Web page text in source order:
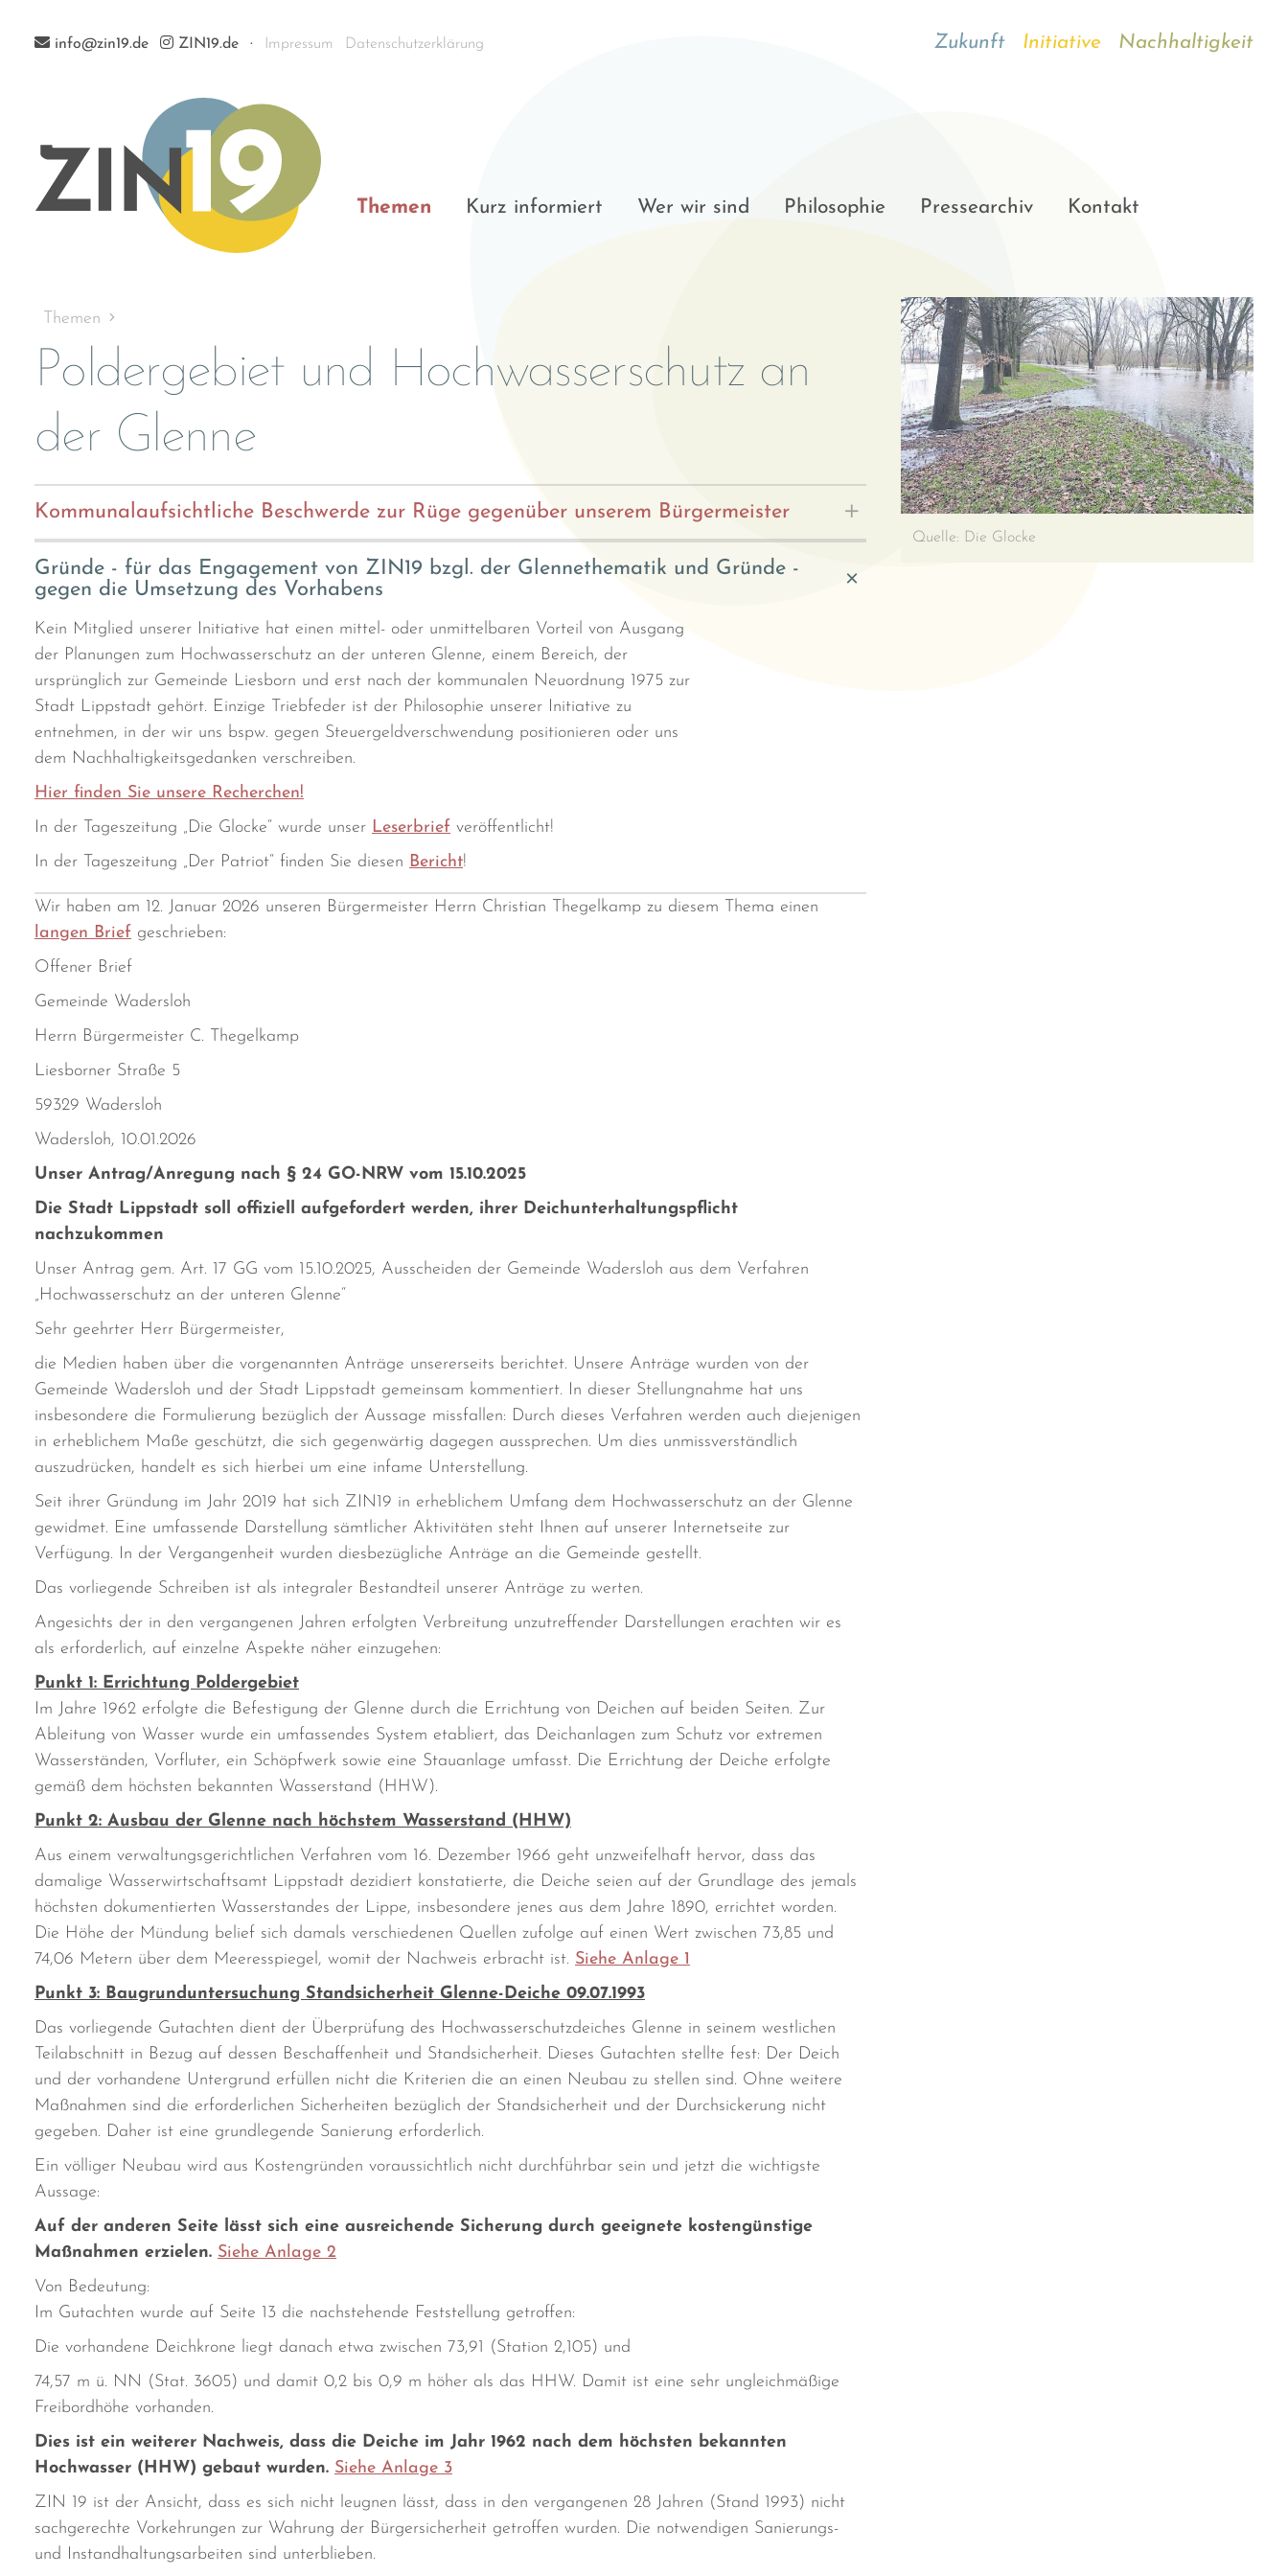
info@zin19.de ZIN19.de Impressum Datenschutzerklärung Zukunft Initiative Nachhaltigkeit
Themen Kurz informiert Wer wir sind Philosophie Pressearchiv Kontakt
Themen
Poldergebiet und Hochwasserschutz an
der Glenne
Kommunalaufsichtliche Beschwerde zur Rüge gegenüber unserem Bürgermeister
Gründe - für das Engagement von ZIN19 bzgl. der Glennethematik und Gründe -
gegen die Umsetzung des Vorhabens
Kein Mitglied unserer Initiative hat einen mittel- oder unmittelbaren Vorteil von Ausgang
der Planungen zum Hochwasserschutz an der unteren Glenne, einem Bereich, der
ursprünglich zur Gemeinde Liesborn und erst nach der kommunalen Neuordnung 1975 zur
Stadt Lippstadt gehört. Einzige Triebfeder ist der Philosophie unserer Initiative zu
entnehmen, in der wir uns bspw. gegen Steuergeldverschwendung positionieren oder uns
dem Nachhaltigkeitsgedanken verschreiben.
Hier finden Sie unsere Recherchen!
In der Tageszeitung „Die Glocke“ wurde unser Leserbrief veröffentlicht!
In der Tageszeitung „Der Patriot“ finden Sie diesen Bericht!
Wir haben am 12. Januar 2026 unseren Bürgermeister Herrn Christian Thegelkamp zu diesem Thema einen
langen Brief geschrieben:
Offener Brief
Gemeinde Wadersloh
Herrn Bürgermeister C. Thegelkamp
Liesborner Straße 5
59329 Wadersloh
Wadersloh, 10.01.2026
Unser Antrag/Anregung nach § 24 GO-NRW vom 15.10.2025
Die Stadt Lippstadt soll offiziell aufgefordert werden, ihrer Deichunterhaltungspflicht
nachzukommen
Unser Antrag gem. Art. 17 GG vom 15.10.2025, Ausscheiden der Gemeinde Wadersloh aus dem Verfahren
„Hochwasserschutz an der unteren Glenne“
Sehr geehrter Herr Bürgermeister,
die Medien haben über die vorgenannten Anträge unsererseits berichtet. Unsere Anträge wurden von der
Gemeinde Wadersloh und der Stadt Lippstadt gemeinsam kommentiert. In dieser Stellungnahme hat uns
insbesondere die Formulierung bezüglich der Aussage missfallen: Durch dieses Verfahren werden auch diejenigen
in erheblichem Maße geschützt, die sich gegenwärtig dagegen aussprechen. Um dies unmissverständlich
auszudrücken, handelt es sich hierbei um eine infame Unterstellung.
Seit ihrer Gründung im Jahr 2019 hat sich ZIN19 in erheblichem Umfang dem Hochwasserschutz an der Glenne
gewidmet. Eine umfassende Darstellung sämtlicher Aktivitäten steht Ihnen auf unserer Internetseite zur
Verfügung. In der Vergangenheit wurden diesbezügliche Anträge an die Gemeinde gestellt.
Das vorliegende Schreiben ist als integraler Bestandteil unserer Anträge zu werten.
Angesichts der in den vergangenen Jahren erfolgten Verbreitung unzutreffender Darstellungen erachten wir es
als erforderlich, auf einzelne Aspekte näher einzugehen:
Punkt 1: Errichtung Poldergebiet
Im Jahre 1962 erfolgte die Befestigung der Glenne durch die Errichtung von Deichen auf beiden Seiten. Zur
Ableitung von Wasser wurde ein umfassendes System etabliert, das Deichanlagen zum Schutz vor extremen
Wasserständen, Vorfluter, ein Schöpfwerk sowie eine Stauanlage umfasst. Die Errichtung der Deiche erfolgte
gemäß dem höchsten bekannten Wasserstand (HHW).
Punkt 2: Ausbau der Glenne nach höchstem Wasserstand (HHW)
Aus einem verwaltungsgerichtlichen Verfahren vom 16. Dezember 1966 geht unzweifelhaft hervor, dass das
damalige Wasserwirtschaftsamt Lippstadt dezidiert konstatierte, die Deiche seien auf der Grundlage des jemals
höchsten dokumentierten Wasserstandes der Lippe, insbesondere jenes aus dem Jahre 1890, errichtet worden.
Die Höhe der Mündung belief sich damals verschiedenen Quellen zufolge auf einen Wert zwischen 73,85 und
74,06 Metern über dem Meeresspiegel, womit der Nachweis erbracht ist. Siehe Anlage 1
Punkt 3: Baugrunduntersuchung Standsicherheit Glenne-Deiche 09.07.1993
Das vorliegende Gutachten dient der Überprüfung des Hochwasserschutzdeiches Glenne in seinem westlichen
Teilabschnitt in Bezug auf dessen Beschaffenheit und Standsicherheit. Dieses Gutachten stellte fest: Der Deich
und der vorhandene Untergrund erfüllen nicht die Kriterien die an einen Neubau zu stellen sind. Ohne weitere
Maßnahmen sind die erforderlichen Sicherheiten bezüglich der Standsicherheit und der Durchsickerung nicht
gegeben. Daher ist eine grundlegende Sanierung erforderlich.
Ein völliger Neubau wird aus Kostengründen voraussichtlich nicht durchführbar sein und jetzt die wichtigste
Aussage:
Auf der anderen Seite lässt sich eine ausreichende Sicherung durch geeignete kostengünstige
Maßnahmen erzielen. Siehe Anlage 2
Von Bedeutung:
Im Gutachten wurde auf Seite 13 die nachstehende Feststellung getroffen:
Die vorhandene Deichkrone liegt danach etwa zwischen 73,91 (Station 2,105) und
74,57 m ü. NN (Stat. 3605) und damit 0,2 bis 0,9 m höher als das HHW. Damit ist eine sehr ungleichmäßige
Freibordhöhe vorhanden.
Dies ist ein weiterer Nachweis, dass die Deiche im Jahr 1962 nach dem höchsten bekannten
Hochwasser (HHW) gebaut wurden. Siehe Anlage 3
ZIN 19 ist der Ansicht, dass es sich nicht leugnen lässt, dass in den vergangenen 28 Jahren (Stand 1993) nicht
sachgerechte Vorkehrungen zur Wahrung der Bürgersicherheit getroffen wurden. Die notwendigen Sanierungs-
und Instandhaltungsarbeiten sind unterblieben.
Quelle: Die Glocke